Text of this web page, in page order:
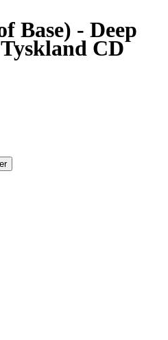
Base) - Deep
CD